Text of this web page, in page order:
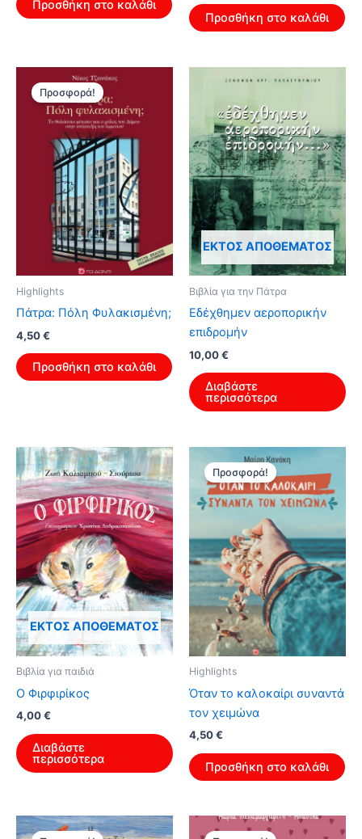
8,00 €.είναι:
Προσθήκη στο καλάθι
was:
12,00 €.
τιμή
είναι:
Προσθήκη στο καλάθι
Προσφορά!
Highlights
Πάτρα: Πόλη Φυλακισμένη;
Original
was:
7,20 €.
4,50€
τιμή
είναι:
Προσθήκη στο καλάθι
ΕΚΤΌΣ ΑΠΟΘΈΜΑΤΟΣ
Βιβλία για την Πάτρα
Εδέχθημεν αεροπορικήν
επιδρομήν
10,00€
Διαβάστε
περισσότερα
ΕΚΤΌΣ ΑΠΟΘΈΜΑΤΟΣ
Βιβλία για παιδιά
Ο Φιρφιρίκος
4,00€
Διαβάστε
περισσότερα
Προσφορά!
Highlights
Όταν το καλοκαίρι συναντά
τον χειμώνα
Original
was:
7,20 €.
4,50€
τιμή
είναι:
Προσθήκη στο καλάθι